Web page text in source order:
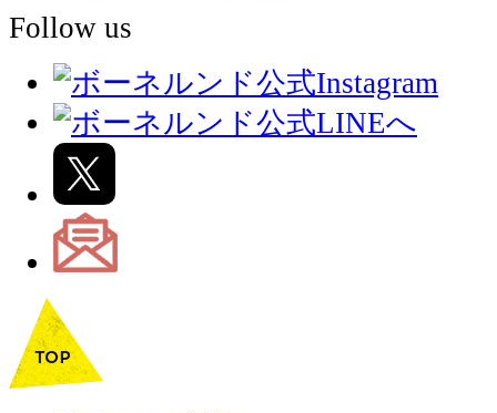
Follow us